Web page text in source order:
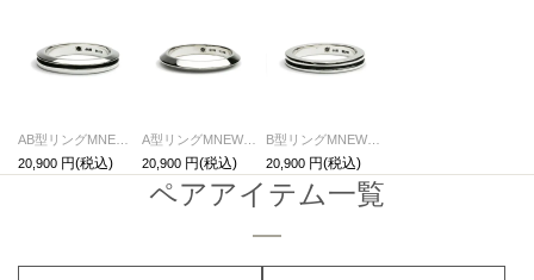
AB型リングMNEWTYPE（血液型）-シルバー/指輪
20,900
A型リングMNEWTYPE（血液型）-シルバー/指輪
20,900
B型リングMNEWTYPE（血液型）-シルバー/指輪
20,900
ペアアイテム一覧